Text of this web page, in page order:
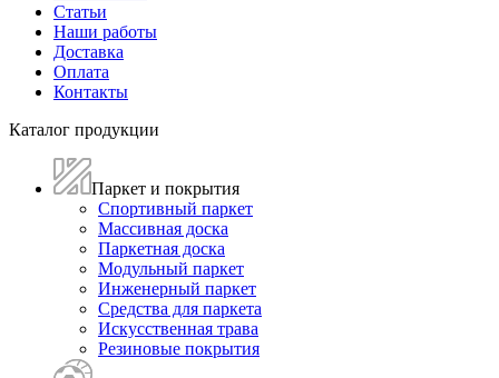
Статьи
Наши работы
Доставка
Оплата
Контакты
Каталог продукции
Паркет и покрытия
Спортивный паркет
Массивная доска
Паркетная доска
Модульный паркет
Инженерный паркет
Средства для паркета
Искусственная трава
Резиновые покрытия